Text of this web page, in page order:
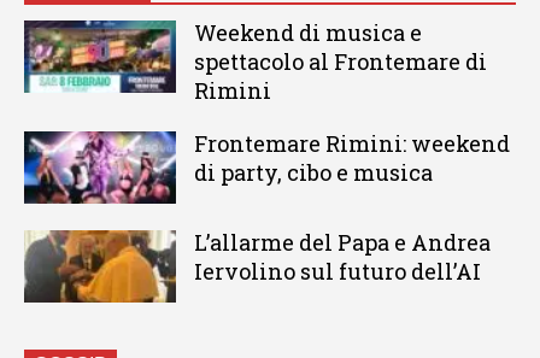
Weekend di musica e
spettacolo al Frontemare di
Rimini
Frontemare Rimini: weekend
di party, cibo e musica
L’allarme del Papa e Andrea
Iervolino sul futuro dell’AI